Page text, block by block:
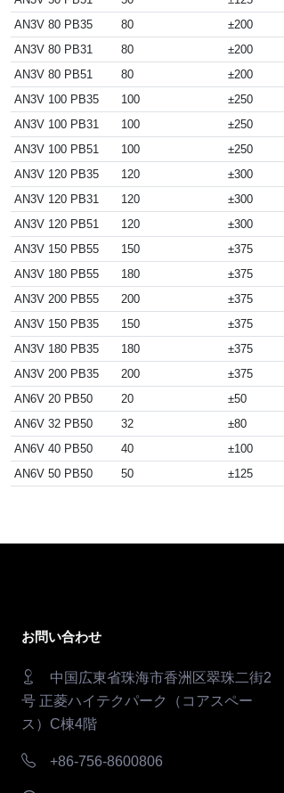
AN3V 80 PB35
80 ±200
AN3V 80 PB31
80 ±200
AN3V 80 PB51
80 ±200
AN3V 100 PB35
100 ±250
AN3V 100 PB31
100 ±250
AN3V 100 PB51
100 ±250
AN3V 120 PB35
120 ±300
AN3V 120 PB31
120 ±300
AN3V 120 PB51
120 ±300
AN3V 150 PB55
150 ±375
AN3V 180 PB55
180 ±375
AN3V 200 PB55
200 ±375
AN3V 150 PB35
150 ±375
AN3V 180 PB35
180 ±375
AN3V 200 PB35
200 ±375
AN6V 20 PB50
20 ±50
AN6V 32 PB50
32 ±80
AN6V 40 PB50
40 ±100
AN6V 50 PB50
50 ±125
お問い合わせ
中国広東省珠海市香洲区翠珠二街2
号 正菱ハイテクパーク（コアスペー
ス）C棟4階
+86-756-8600806